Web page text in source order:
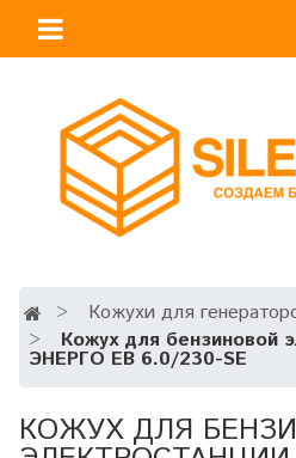
Кожухи для
Кожух для бензиновой
ЭНЕРГО EB 6.0/230-SE
КОЖУХ ДЛЯ